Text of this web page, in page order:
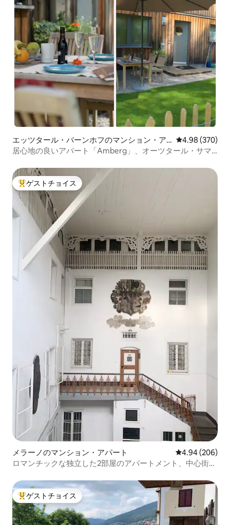
エッツタール・バーンホフのマンション・ア
パート
レビュー370
4.98 (370)
居心地の良いアパート「Amberg」、オーツタール・サマ
大好評のゲストチョイスです。
ゲストチョイス
メラーノのマンション・アパート レビュー206
4.94 (206)
ロマンチックな独立した2部屋のアパートメント、中心街に
大好評のゲストチョイスです。
ゲストチョイス